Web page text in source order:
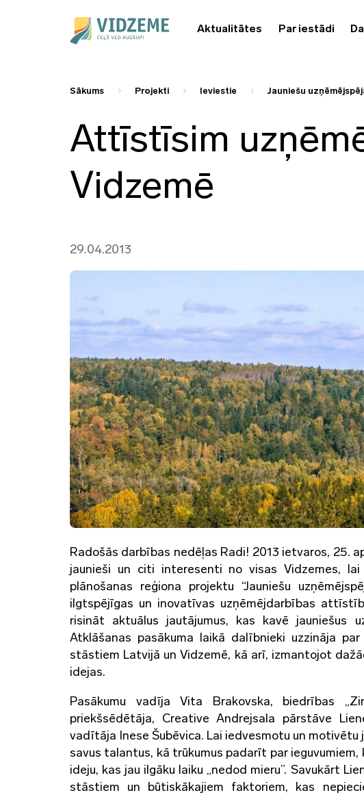
Aktualitātes Par iestādi
Sākums Projekti Ieviestie Jauniešu
Attīstīsim
Vidzemē
29.04.2013
Radošās darbības nedēļas Radi! 2013 ietvaros, 25.
jaunieši un citi interesenti no visas Vidzemes,
plānošanas reģiona projektu “Jauniešu
ilgtspējīgas un inovatīvas uzņēmējdarbības
risināt aktuālus jautājumus, kas kavē jauniešus
Atklāšanas pasākuma laikā dalībnieki uzzināja
stāstiem Latvijā un Vidzemē, kā arī, izmantojot
idejas.
Pasākumu vadīja Vita Brakovska, biedrības
priekšsēdētāja, Creative Andrejsala pārstāve
vadītāja Inese Šubēvica. Lai iedvesmotu un
savus talantus, kā trūkumus padarīt par
ideju, kas jau ilgāku laiku „nedod mieru”. Savukārt
stāstiem un būtiskākajiem faktoriem, kas